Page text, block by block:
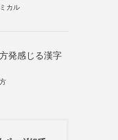
カル
発感じる漢字